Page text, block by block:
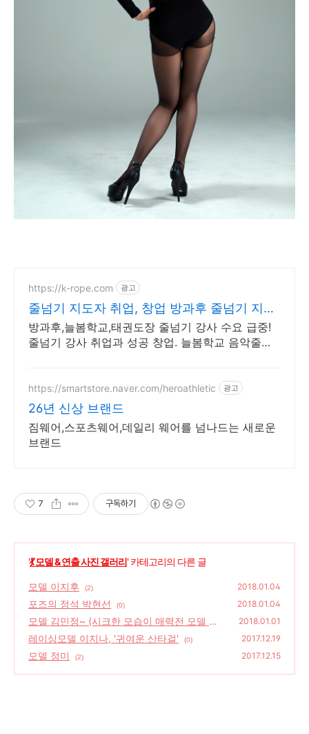
https://k-rope.com 광고
줄넘기 지도자 취업, 창업 방과후 줄넘기 지도
자 양성
방과후,늘봄학교,태권도장 줄넘기 강사 수요 급중!
줄넘기 강사 취업과 성공 창업. 늘봄학교 음악줄넘
https://smartstore.naver.com/heroathletic 광고
26년 신상 브랜드
짐웨어,스포츠웨어,데일리 웨어를 넘나드는 새로운
브랜드
7 구독하기
'💃 모델 & 연출 사진 갤러리' 카테고리의 다른 글
모델 이지후 (2) 2018.01.04
포즈의 정석 박현선 (0) 2018.01.04
모델 김민정~ (시크한 모습이 매력전 모델 김
민정)
(0)
2018.01.01
레이싱모델 이지나, '귀여운 산타걸' (0) 2017.12.19
모델 정미 (2) 2017.12.15